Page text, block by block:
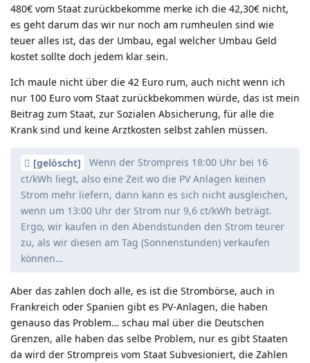
480€ vom Staat zurückbekomme merke ich die 42,30€ nicht,
es geht darum das wir nur noch am rumheulen sind wie
teuer alles ist, das der Umbau, egal welcher Umbau Geld
kostet sollte doch jedem klar sein.
Ich maule nicht über die 42 Euro rum, auch nicht wenn ich
nur 100 Euro vom Staat zurückbekommen würde, das ist mein
Beitrag zum Staat, zur Sozialen Absicherung, für alle die
Krank sind und keine Arztkosten selbst zahlen müssen.
[gelöscht]
Wenn der Strompreis 18:00 Uhr bei 16
ct/kWh liegt, also eine Zeit wo die PV Anlagen keinen
Strom mehr liefern, dann kann es sich nicht ausgleichen,
wenn um 13:00 Uhr der Strom nur 9,6 ct/kWh beträgt.
Ergo, wir kaufen in den Abendstunden den Strom teurer
zu, als wir diesen am Tag (Sonnenstunden) verkaufen
können…
Aber das zahlen doch alle, es ist die Strombörse, auch in
Frankreich oder Spanien gibt es PV-Anlagen, die haben
genauso das Problem… schau mal über die Deutschen
Grenzen, alle haben das selbe Problem, nur es gibt Staaten
da wird der Strompreis vom Staat Subvesioniert, die Zahlen